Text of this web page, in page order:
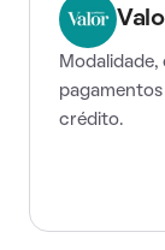
Modalidade,
pagamentos
crédito.